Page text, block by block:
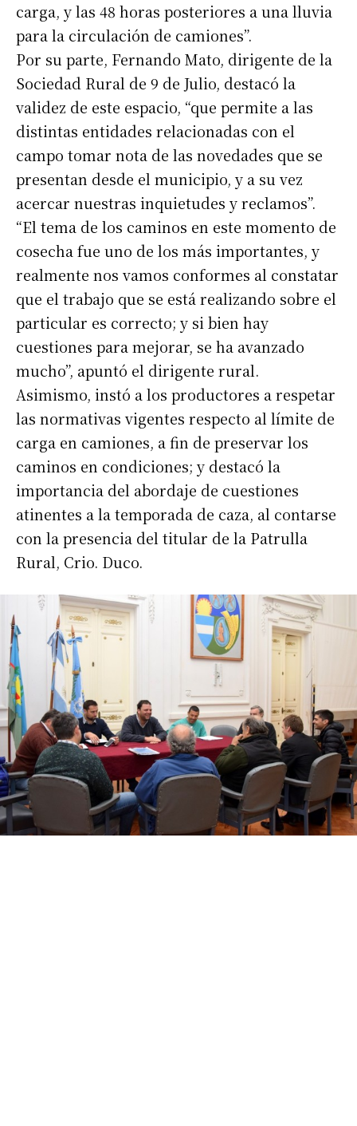
carga, y las 48 horas posteriores a una lluvia
para la circulación de camiones”.
Por su parte, Fernando Mato, dirigente de la
Sociedad Rural de 9 de Julio, destacó la
validez de este espacio, “que permite a las
distintas entidades relacionadas con el
campo tomar nota de las novedades que se
presentan desde el municipio, y a su vez
acercar nuestras inquietudes y reclamos”.
“El tema de los caminos en este momento de
cosecha fue uno de los más importantes, y
realmente nos vamos conformes al constatar
que el trabajo que se está realizando sobre el
particular es correcto; y si bien hay
cuestiones para mejorar, se ha avanzado
mucho”, apuntó el dirigente rural.
Asimismo, instó a los productores a respetar
las normativas vigentes respecto al límite de
carga en camiones, a fin de preservar los
caminos en condiciones; y destacó la
importancia del abordaje de cuestiones
atinentes a la temporada de caza, al contarse
con la presencia del titular de la Patrulla
Rural, Crio. Duco.